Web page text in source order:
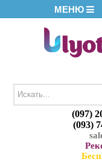
МЕНЮ
(097)
(093)